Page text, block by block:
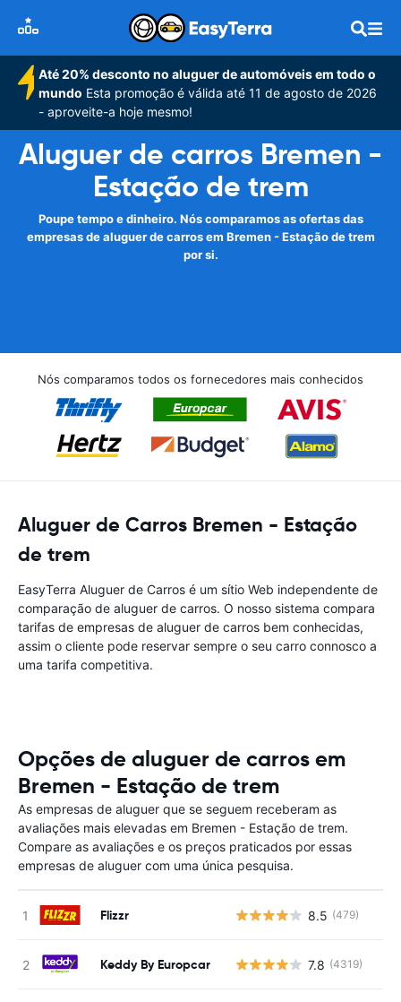
Até 20% desconto no aluguer de automóveis em todo o
mundo Esta promoção é válida até 11 de agosto de 2026
- aproveite-a hoje mesmo!
Aluguer de carros Bremen -
Estação de trem
Poupe tempo e dinheiro. Nós comparamos as ofertas das
empresas de aluguer de carros em Bremen - Estação de trem
por si.
Nós comparamos todos os fornecedores mais conhecidos
Aluguer de Carros Bremen - Estação
de trem
EasyTerra Aluguer de Carros é um sítio Web independente de
comparação de aluguer de carros. O nosso sistema compara
tarifas de empresas de aluguer de carros bem conhecidas,
assim o cliente pode reservar sempre o seu carro connosco a
uma tarifa competitiva.
Opções de aluguer de carros em
Bremen - Estação de trem
As empresas de aluguer que se seguem receberam as
avaliações mais elevadas em Bremen - Estação de trem.
Compare as avaliações e os preços praticados por essas
empresas de aluguer com uma única pesquisa.
Flizzr 8.5 (479)
Keddy By Europcar 7.8 (4319)